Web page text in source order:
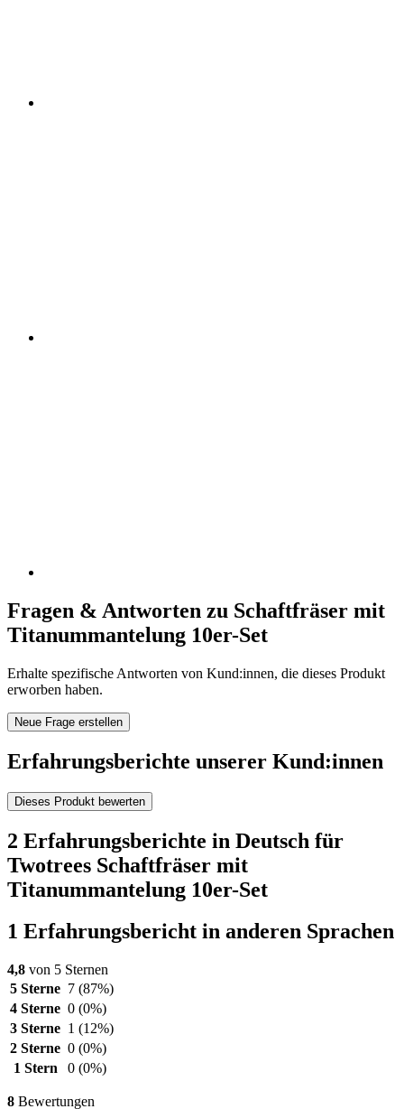
Fragen & Antworten zu Schaftfräser mit
Titanummantelung 10er-Set
Erhalte spezifische Antworten von Kund:innen, die dieses Produkt
erworben haben.
Neue Frage erstellen
Erfahrungsberichte unserer Kund:innen
Dieses Produkt bewerten
2 Erfahrungsberichte in Deutsch für
Twotrees Schaftfräser mit
Titanummantelung 10er-Set
1 Erfahrungsbericht in anderen Sprachen
4,8 von 5 Sternen
5 Sterne 7 (87%)
4 Sterne 0 (0%)
3 Sterne 1 (12%)
2 Sterne 0 (0%)
1 Stern
0 (0%)
8 Bewertungen